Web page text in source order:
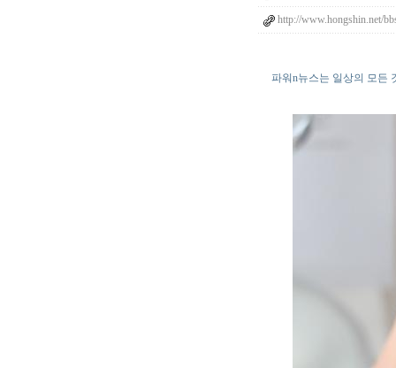
http://www.hongshin.net/
파워n뉴스는 일상의 모든